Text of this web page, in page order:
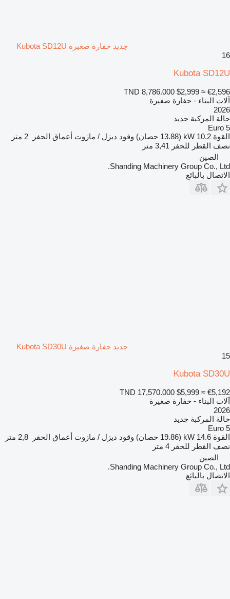
جديد حفارة صغيرة Kubota SD12U
16
Kubota SD12U
TND 8,786.000 $2,999 ≈ €2,596
آلات البناء - حفارة صغيرة
2026
حالة المركبة جديد
Euro 5
القوة 10.2 kW (13.88 حصان) وقود ديزل / مازوت أعماق الحفر
2 متر
نصف القطر للحفر 3,41 متر
الصين
Shanding Machinery Group Co., Ltd.
الاتصال بالبائع
جديد حفارة صغيرة Kubota SD30U
15
Kubota SD30U
TND 17,570.000 $5,999 ≈ €5,192
آلات البناء - حفارة صغيرة
2026
حالة المركبة جديد
Euro 5
القوة 14.6 kW (19.86 حصان) وقود ديزل / مازوت أعماق الحفر
2,8 متر
نصف القطر للحفر 4 متر
الصين
Shanding Machinery Group Co., Ltd.
الاتصال بالبائع